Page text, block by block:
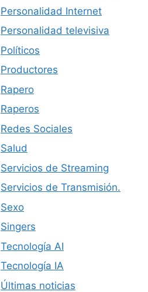
Personalidad Internet
Personalidad televisiva
Políticos
Productores
Rapero
Raperos
Redes Sociales
Salud
Servicios de Streaming
Servicios de Transmisión.
Sexo
Singers
Tecnología AI
Tecnología IA
Últimas noticias